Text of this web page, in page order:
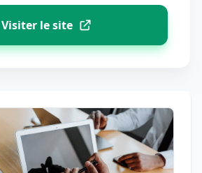
Visiter le site